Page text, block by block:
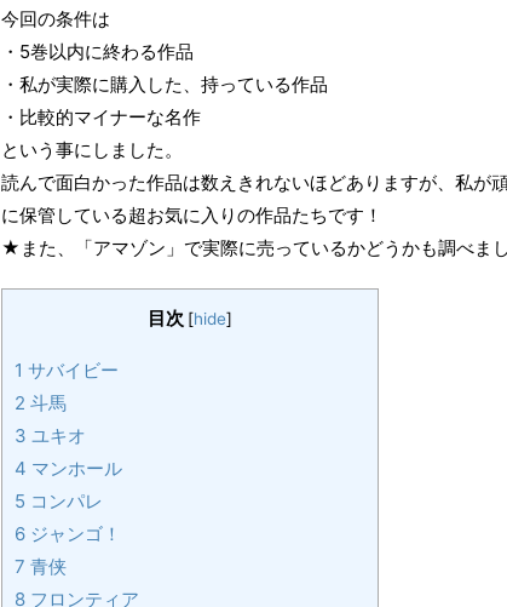
今回の条件は
・5巻以内に終わる作品
・私が実際に購入した、持っている作品
・比較的マイナーな名作
という事にしました。
読んで面白かった作品は数えきれないほどありますが、私が
に保管している超お気に入りの作品たちです！
★また、「アマゾン」で実際に売っているかどうかも調べま
目次 [hide]
1 サバイビー
2 斗馬
3 ユキオ
4 マンホール
5 コンパレ
6 ジャンゴ！
7 青侠
8 フロンティア